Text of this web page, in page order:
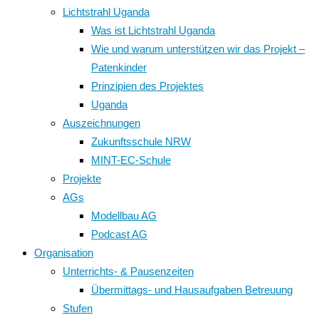
Lichtstrahl Uganda
Was ist Lichtstrahl Uganda
Wie und warum unterstützen wir das Projekt –
Patenkinder
Prinzipien des Projektes
Uganda
Auszeichnungen
Zukunftsschule NRW
MINT-EC-Schule
Projekte
AGs
Modellbau AG
Podcast AG
Organisation
Unterrichts- & Pausenzeiten
Übermittags- und Hausaufgaben Betreuung
Stufen